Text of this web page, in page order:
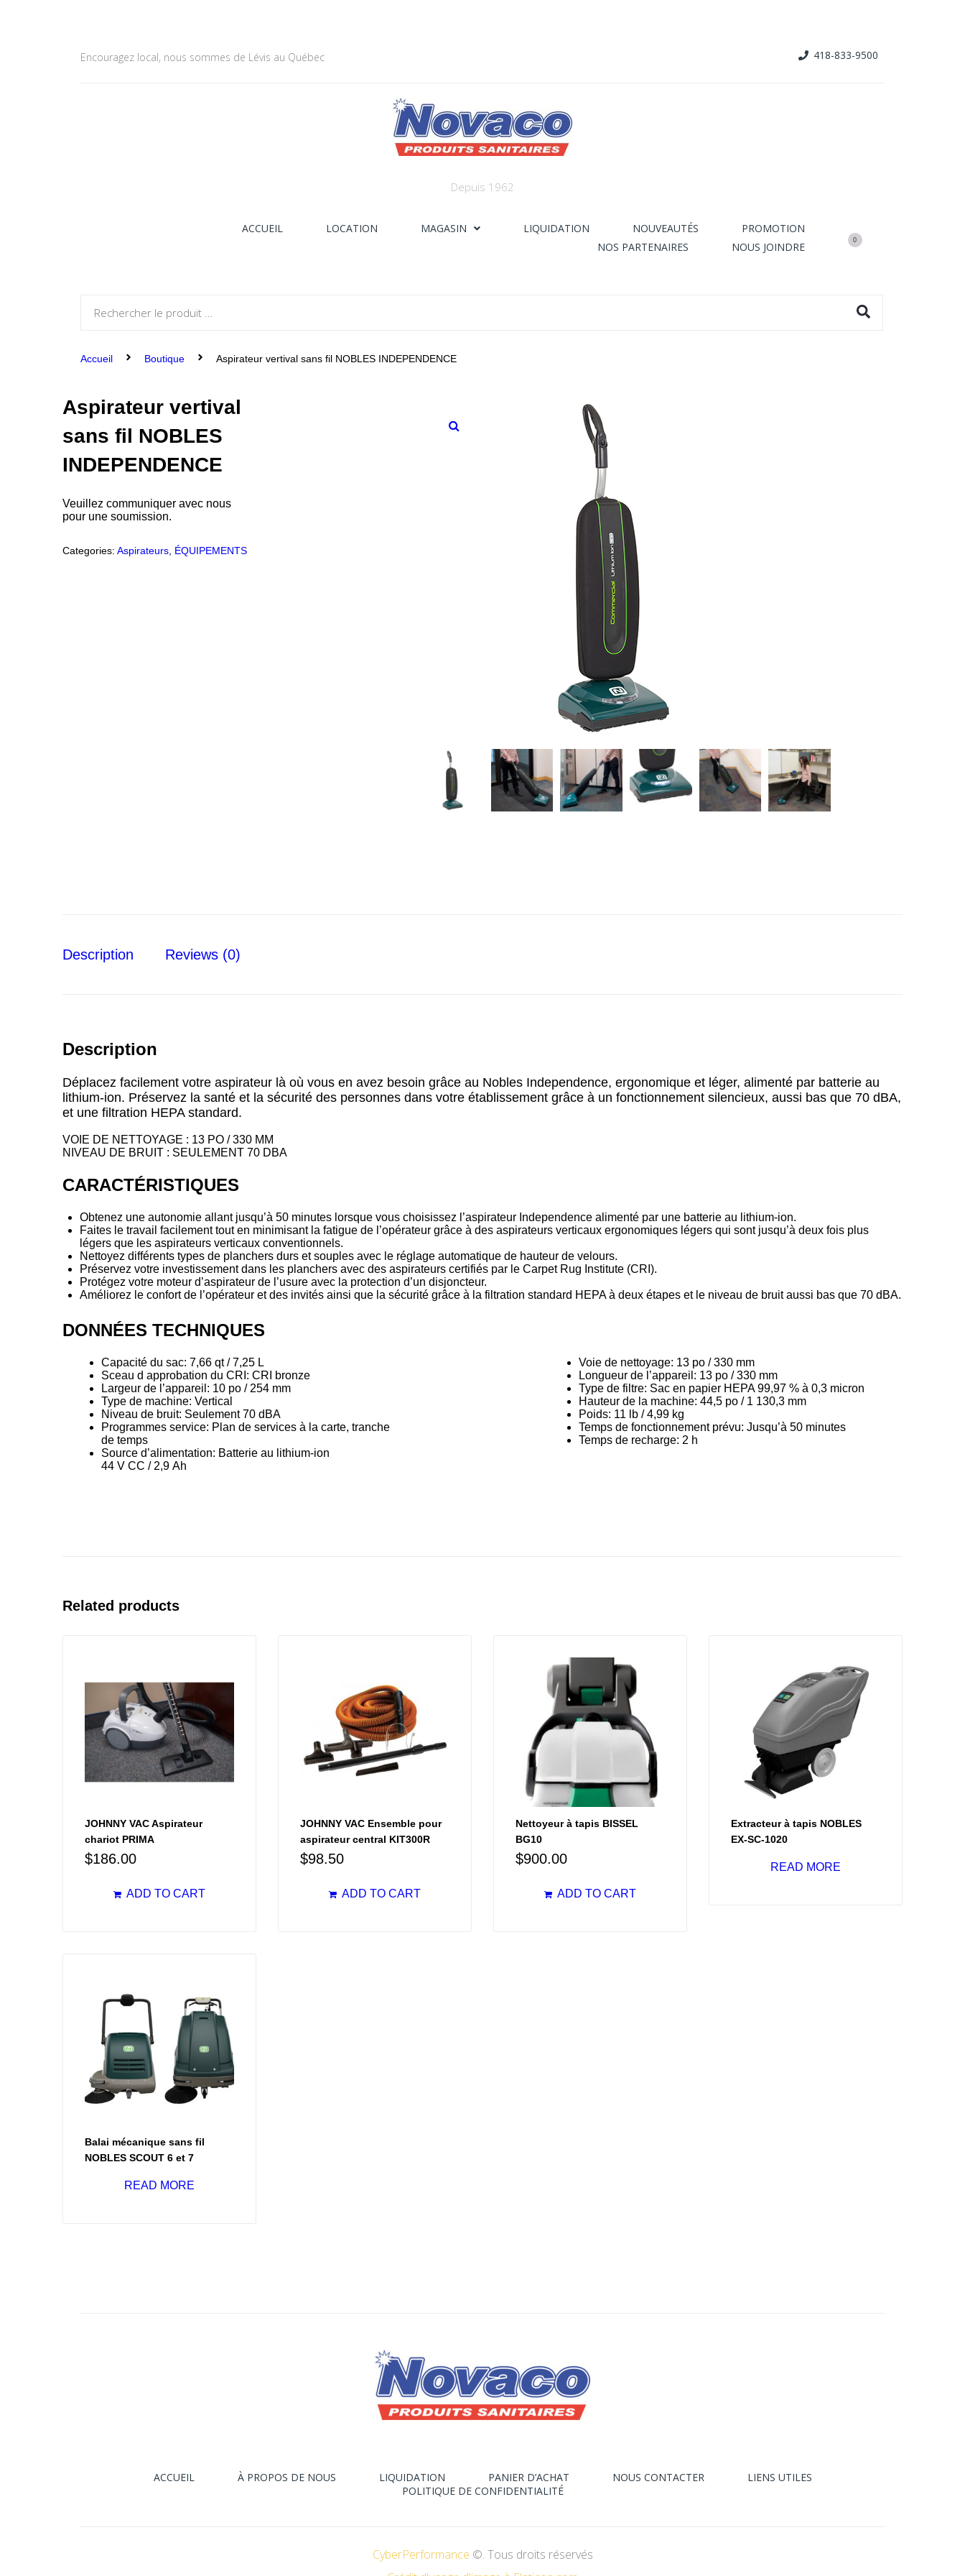
Encouragez local, nous sommes de Lévis au Québec 418-833-9500
Depuis 1962
ACCUEIL LOCATION MAGASIN LIQUIDATION NOUVEAUTÉS
PROMOTION
NOS PARTENAIRES
NOUS JOINDRE 0
Accueil Boutique Aspirateur vertival sans fil NOBLES INDEPENDENCE
Aspirateur vertival
sans fil NOBLES
INDEPENDENCE
Veuillez communiquer avec nous
pour une soumission.
Categories: Aspirateurs ÉQUIPEMENTS
Description Reviews (0)
Description
Déplacez facilement votre aspirateur là où vous en avez besoin grâce au Nobles Independence, ergonomique et léger, alimenté par batterie au
lithium-ion. Préservez la santé et la sécurité des personnes dans votre établissement grâce à un fonctionnement silencieux, aussi bas que 70 dBA,
et une filtration HEPA standard.
VOIE DE NETTOYAGE : 13 PO / 330 MM
NIVEAU DE BRUIT : SEULEMENT 70 DBA
CARACTÉRISTIQUES
Obtenez une autonomie allant jusqu’à 50 minutes lorsque vous choisissez l’aspirateur Independence alimenté par une batterie au lithium-ion.
Faites le travail facilement tout en minimisant la fatigue de l’opérateur grâce à des aspirateurs verticaux ergonomiques légers qui sont jusqu’à deux fois plus
légers que les aspirateurs verticaux conventionnels.
Nettoyez différents types de planchers durs et souples avec le réglage automatique de hauteur de velours.
Préservez votre investissement dans les planchers avec des aspirateurs certifiés par le Carpet Rug Institute (CRI).
Protégez votre moteur d’aspirateur de l’usure avec la protection d’un disjoncteur.
Améliorez le confort de l’opérateur et des invités ainsi que la sécurité grâce à la filtration standard HEPA à deux étapes et le niveau de bruit aussi bas que 70 dBA.
DONNÉES TECHNIQUES
Capacité du sac: 7,66 qt / 7,25 L
Sceau d approbation du CRI: CRI bronze
Largeur de l’appareil: 10 po / 254 mm
Type de machine: Vertical
Niveau de bruit: Seulement 70 dBA
Programmes service: Plan de services à la carte, tranche
de temps
Source d’alimentation: Batterie au lithium-ion
44 V CC / 2,9 Ah
Voie de nettoyage: 13 po / 330 mm
Longueur de l’appareil: 13 po / 330 mm
Type de filtre: Sac en papier HEPA 99,97 % à 0,3 micron
Hauteur de la machine: 44,5 po / 1 130,3 mm
Poids: 11 lb / 4,99 kg
Temps de fonctionnement prévu: Jusqu’à 50 minutes
Temps de recharge: 2 h
Related products
JOHNNY VAC Aspirateur
chariot PRIMA
$186.00
ADD TO CART
JOHNNY VAC Ensemble pour
aspirateur central KIT300R
$98.50
ADD TO CART
Nettoyeur à tapis BISSEL
BG10
$900.00
ADD TO CART
Extracteur à tapis NOBLES
EX-SC-1020
READ MORE
Balai mécanique sans fil
NOBLES SCOUT 6 et 7
READ MORE
ACCUEIL À PROPOS DE NOUS LIQUIDATION PANIER D’ACHAT NOUS CONTACTER
LIENS UTILES
POLITIQUE DE CONFIDENTIALITÉ
CyberPerformance ©. Tous droits réservés